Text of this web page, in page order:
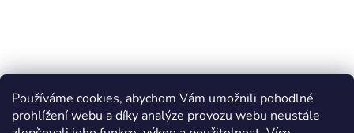
Používáme cookies, abychom Vám umožnili pohodlné
prohlížení webu a díky analýze provozu webu neustále